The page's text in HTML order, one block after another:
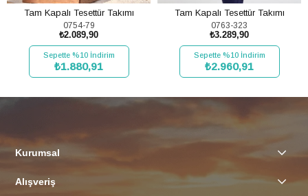
Tam Kapalı Tesettür Takımı
0754-79
₺2.089,90
Sepette %10 İndirim
₺1.880,91
SEPETE EKLE
Tam Kapalı Tesettür Takımı
0763-323
₺3.289,90
Sepette %10 İndirim
₺2.960,91
SEPETE EKLE
Kurumsal
Alışveriş